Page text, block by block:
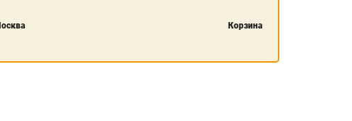
Корзина